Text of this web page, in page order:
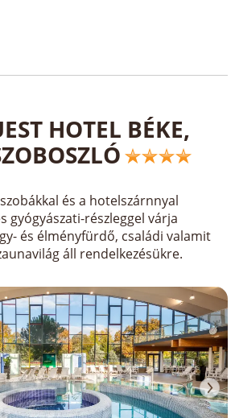
HOTEL BÉKE,
és a hotelszárnnyal
gyógyászati-részleggel várja
és élményfürdő, családi valamit
áll rendelkezésükre.